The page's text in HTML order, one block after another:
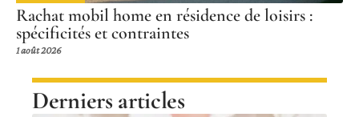
Rachat mobil home en résidence de loisirs :
spécificités et contraintes
1 août 2026
Derniers articles